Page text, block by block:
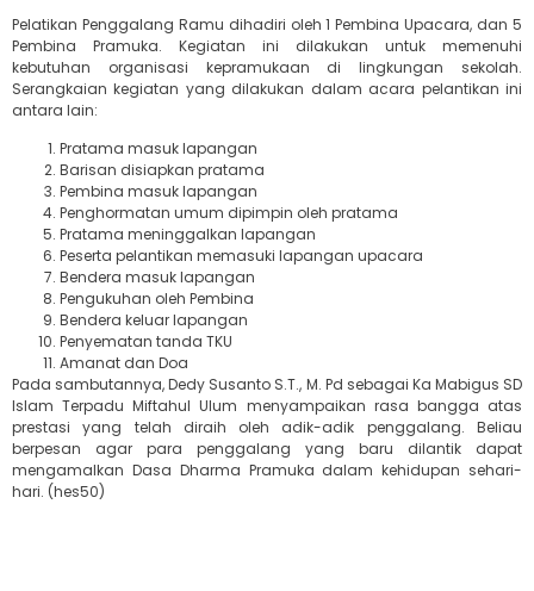
Pelatikan Penggalang Ramu dihadiri oleh 1 Pembina Upacara, dan 5
Pembina Pramuka. Kegiatan ini dilakukan untuk memenuhi
kebutuhan organisasi kepramukaan di lingkungan sekolah.
Serangkaian kegiatan yang dilakukan dalam acara pelantikan ini
antara lain:
Pratama masuk lapangan
Barisan disiapkan pratama
Pembina masuk lapangan
Penghormatan umum dipimpin oleh pratama
Pratama meninggalkan lapangan
Peserta pelantikan memasuki lapangan upacara
Bendera masuk lapangan
Pengukuhan oleh Pembina
Bendera keluar lapangan
Penyematan tanda TKU
Amanat dan Doa
Pada sambutannya, Dedy Susanto S.T., M. Pd sebagai Ka Mabigus SD
Islam Terpadu Miftahul Ulum menyampaikan rasa bangga atas
prestasi yang telah diraih oleh adik-adik penggalang. Beliau
berpesan agar para penggalang yang baru dilantik dapat
mengamalkan Dasa Dharma Pramuka dalam kehidupan sehari-
hari. (hes50)